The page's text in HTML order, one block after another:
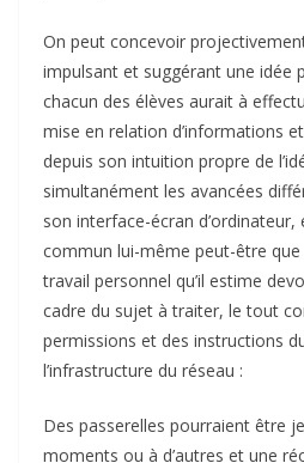
On peut concevoir
impulsant et suggérant une idée
chacun des élèves aurait à
mise en relation d’informations
depuis son intuition propre de
simultanément les avancées
son interface-écran d’ordinateur,
commun lui-même peut-être
travail personnel qu’il estime
cadre du sujet à traiter, le tout
permissions et des instructions
l’infrastructure du réseau :
Des passerelles pourraient être
moments ou à d’autres et une